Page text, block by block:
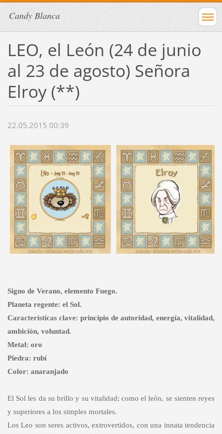
Candy Blanca
LEO, el León (24 de junio
al 23 de agosto) Señora
Elroy (**)
22.05.2015 00:39
Signo de Verano, elemento Fuego.
Planeta regente: el Sol.
Características clave: principio de autoridad, energía, vitalidad,
ambición, voluntad.
Metal: oro
Piedra: rubí
Color: anaranjado
El Sol les da su brillo y su vitalidad; como el león, se sienten reyes
y superiores a los simples mortales.
Los Leo son seres activos, extrovertidos, con una innata tendencia